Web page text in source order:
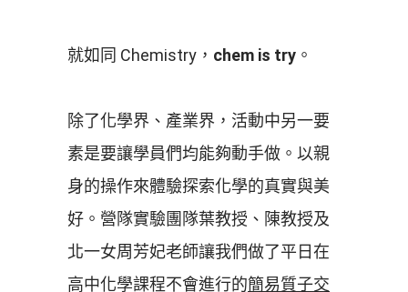
就如同 Chemistry， chem is try 。
除了化學界、產業界，活動中另一要
素是要讓學員們均能夠動手做。以親
身的操作來體驗探索化學的真實與美
好。營隊實驗團隊葉教授、陳教授及
北一女周芳妃老師讓我們做了平日在
高中化學課程不會進行的簡易質子交